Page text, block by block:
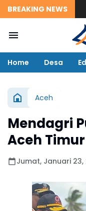
BREAKING NEWS
Home Desa
Aceh
Mendagri
Aceh Timur
Jumat, Januari 23,